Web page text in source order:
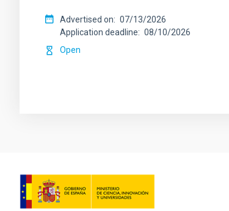
Advertised on
07/13/2026
Application deadline
08/10/2026
Open